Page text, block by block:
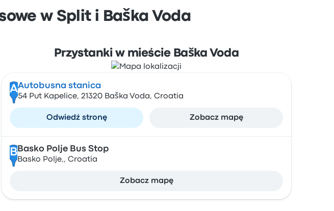
w Split i Baška Voda
Przystanki w mieście Baška Voda
AAutobusna stanica
54 Put Kapelice, 21320 Baška Voda, Croatia
Odwiedź stronę Zobacz mapę
B Basko Polje Bus Stop
Basko Polje,, Croatia
Zobacz mapę